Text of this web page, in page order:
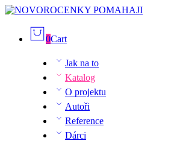
0Cart
Jak na to
Katalog
O projektu
Autoři
Reference
Dárci